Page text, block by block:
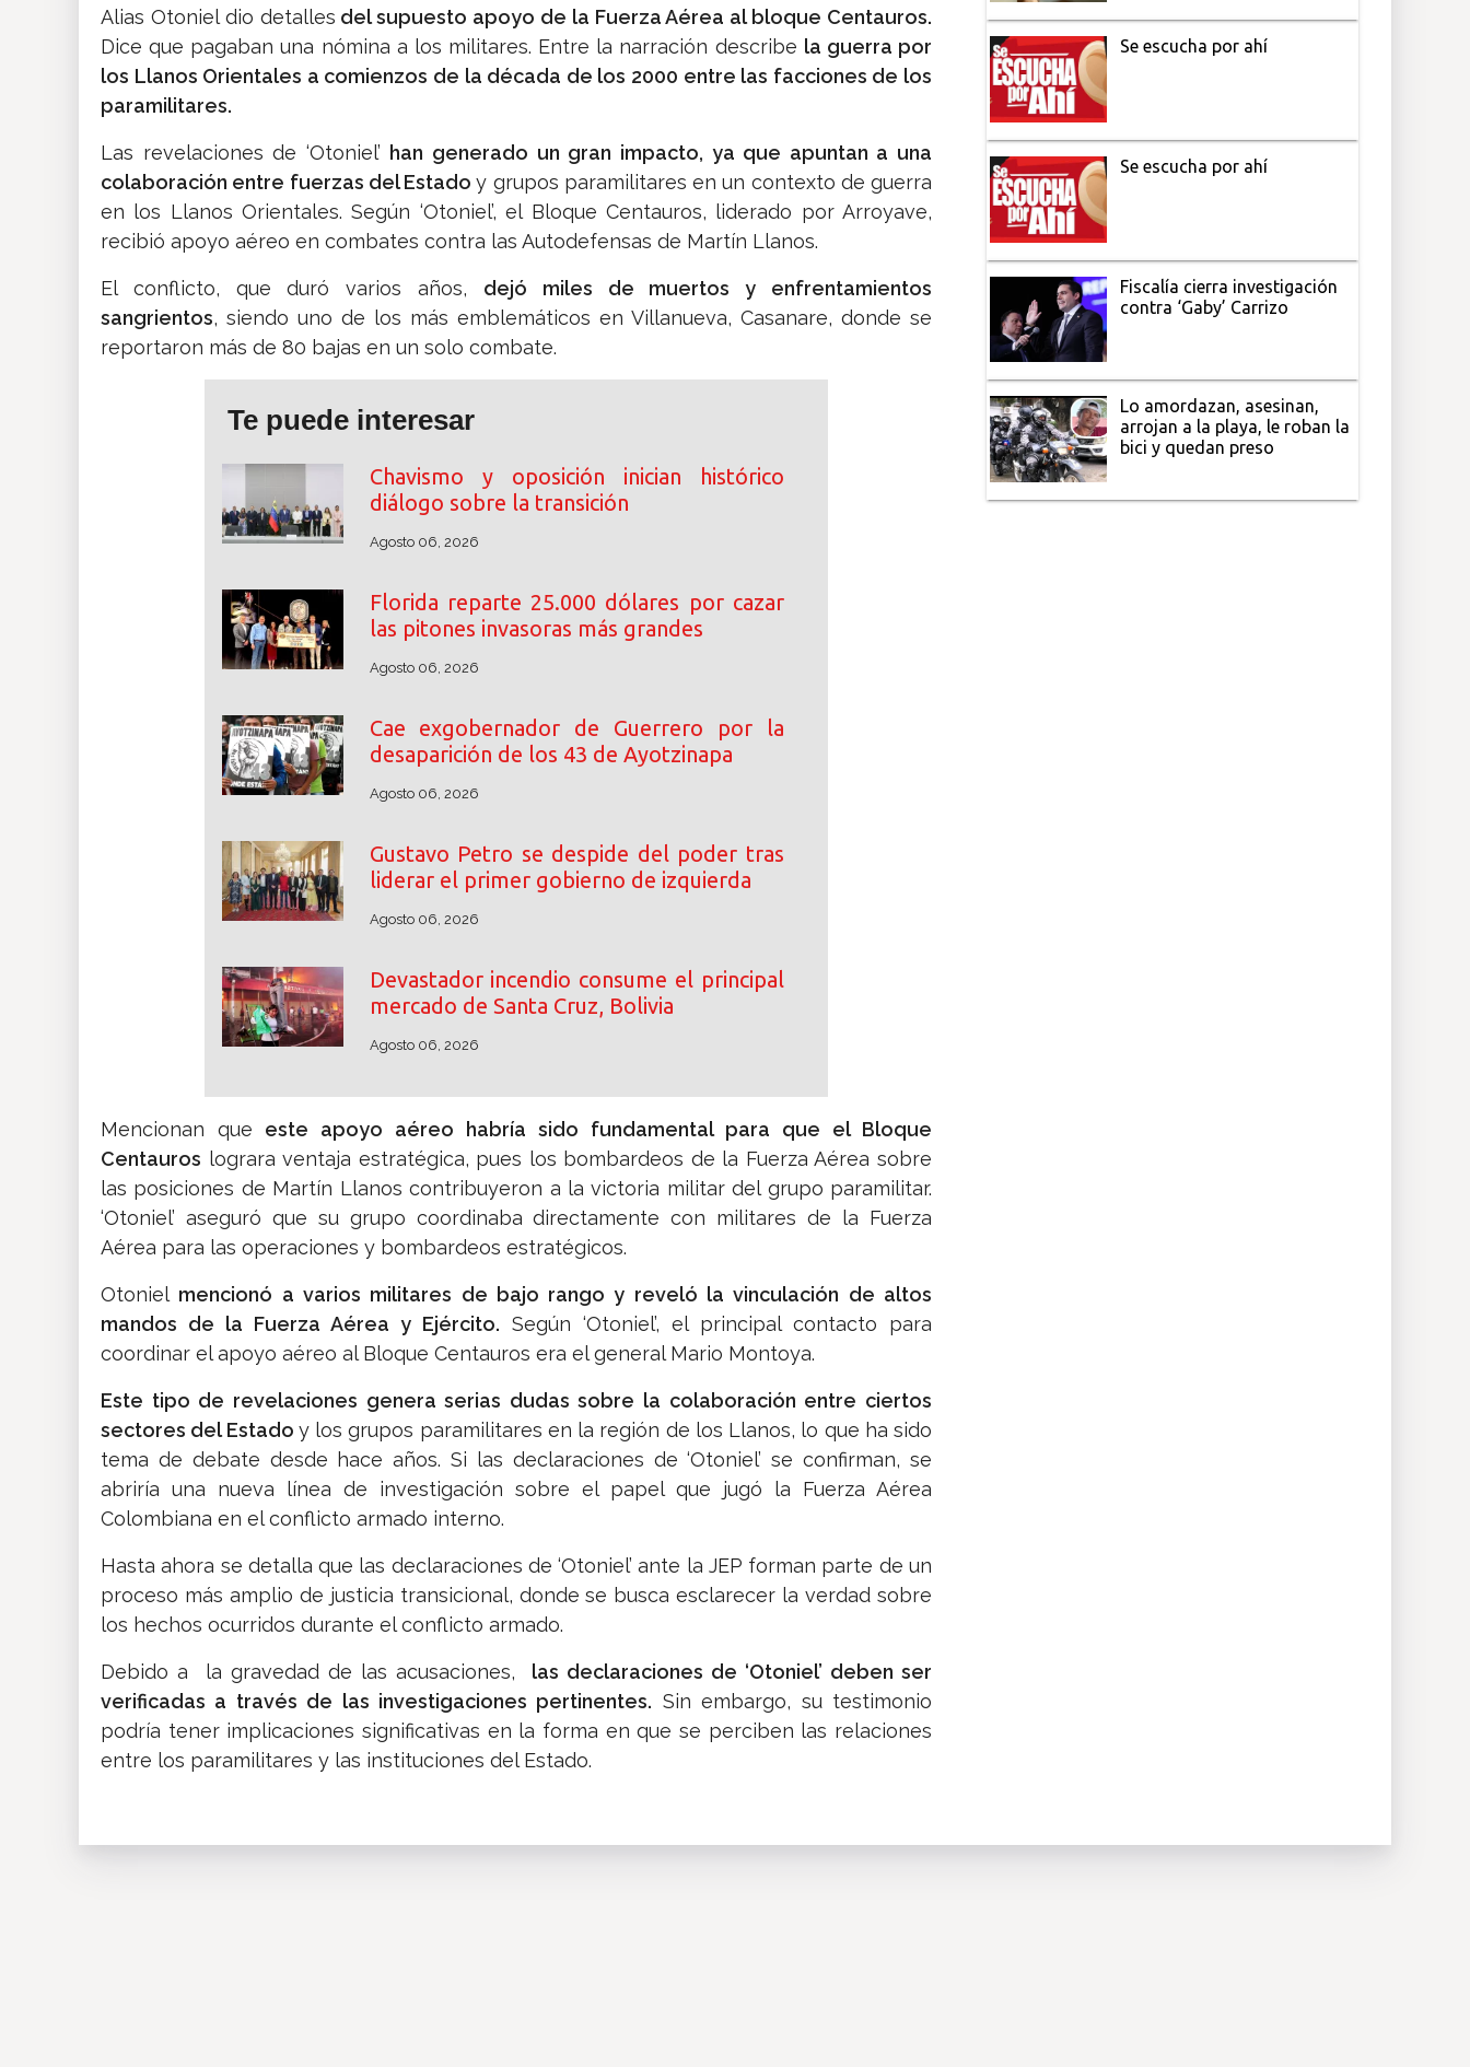
Alias Otoniel dio detalles del supuesto apoyo de la Fuerza Aérea al bloque Centauros.
Dice que pagaban una nómina a los militares. Entre la narración describe la guerra por
los Llanos Orientales a comienzos de la década de los 2000 entre las facciones de los
paramilitares.
Las revelaciones de ‘Otoniel’ han generado un gran impacto, ya que apuntan a una
colaboración entre fuerzas del Estadoy grupos paramilitares en un contexto de guerra
en los Llanos Orientales. Según ‘Otoniel’, el Bloque Centauros, liderado por Arroyave,
recibió apoyo aéreo en combates contra las Autodefensas de Martín Llanos.
El conflicto, que duró varios años, dejó miles de muertos y enfrentamientos
sangrientos, siendo uno de los más emblemáticos en Villanueva, Casanare, donde se
reportaron más de 80 bajas en un solo combate.
Te puede interesar
Chavismo y oposición inician histórico
diálogo sobre la transición
Agosto 06, 2026
Florida reparte 25.000 dólares por cazar
las pitones invasoras más grandes
Agosto 06, 2026
Cae exgobernador de Guerrero por la
desaparición de los 43 de Ayotzinapa
Agosto 06, 2026
Gustavo Petro se despide del poder tras
liderar el primer gobierno de izquierda
Agosto 06, 2026
Devastador incendio consume el principal
mercado de Santa Cruz, Bolivia
Agosto 06, 2026
Mencionan que este apoyo aéreo habría sido fundamental para que el Bloque
Centauros lograra ventaja estratégica, pues los bombardeos de la Fuerza Aérea sobre
las posiciones de Martín Llanos contribuyeron a la victoria militar del grupo paramilitar.
‘Otoniel’ aseguró que su grupo coordinaba directamente con militares de la Fuerza
Aérea para las operaciones y bombardeos estratégicos.
Otoniel mencionó a varios militares de bajo rango y reveló la vinculación de altos
mandos de la Fuerza Aérea y Ejército. Según ‘Otoniel’, el principal contacto para
coordinar el apoyo aéreo al Bloque Centauros era el general Mario Montoya.
Este tipo de revelaciones genera serias dudas sobre la colaboración entre ciertos
sectores del Estado y los grupos paramilitares en la región de los Llanos, lo que ha sido
tema de debate desde hace años. Si las declaraciones de ‘Otoniel’ se confirman, se
abriría una nueva línea de investigación sobre el papel que jugó la Fuerza Aérea
Colombiana en el conflicto armado interno.
Hasta ahora se detalla que las declaraciones de ‘Otoniel’ ante la JEP forman parte de un
proceso más amplio de justicia transicional, donde se busca esclarecer la verdad sobre
los hechos ocurridos durante el conflicto armado.
Debido a la gravedad de las acusaciones, las declaraciones de ‘Otoniel’ deben ser
verificadas a través de las investigaciones pertinentes. Sin embargo, su testimonio
podría tener implicaciones significativas en la forma en que se perciben las relaciones
entre los paramilitares y las instituciones del Estado.
Se escucha por ahí
Se escucha por ahí
Fiscalía cierra investigación
contra ‘Gaby’ Carrizo
Lo amordazan, asesinan,
arrojan a la playa, le roban la
bici y quedan preso